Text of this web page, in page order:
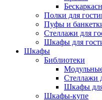
Полки для
Пуфы и
Стеллажи для
Шкафы для
Шкафы
Библиотеки
Стеллажи
Шкафы
Шкафы-купе